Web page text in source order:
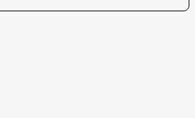
1 ay sonra başlar )